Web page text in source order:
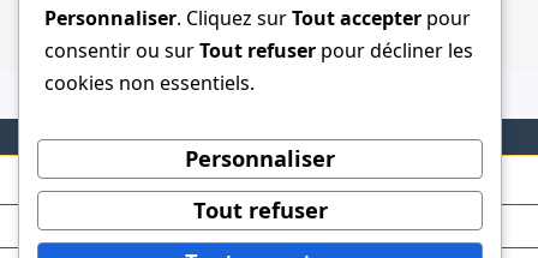
Personnaliser. Cliquez surTout accepter pour
consentir ou surTout refuser pour décliner les
cookies non essentiels.
Personnaliser
Tout refuser